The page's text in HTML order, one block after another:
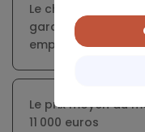
Le chômage
garantie perte
emprunteur
Le prix moyen du
11 000 euros